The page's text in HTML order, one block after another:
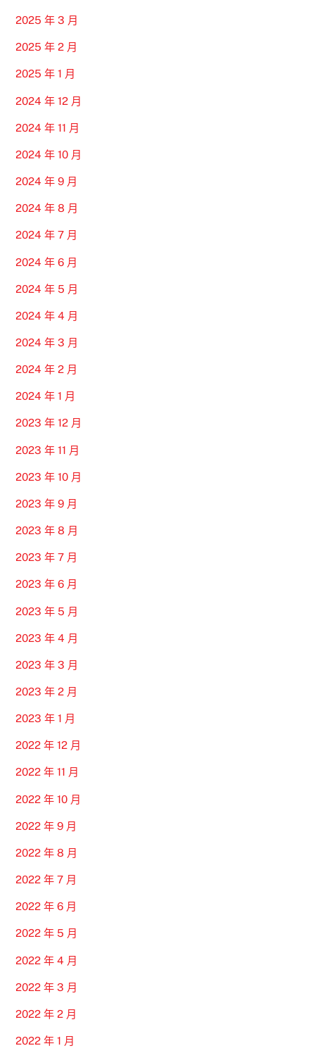
2025 年 3 月
2025 年 2 月
2025 年 1 月
2024 年 12 月
2024 年 11 月
2024 年 10 月
2024 年 9 月
2024 年 8 月
2024 年 7 月
2024 年 6 月
2024 年 5 月
2024 年 4 月
2024 年 3 月
2024 年 2 月
2024 年 1 月
2023 年 12 月
2023 年 11 月
2023 年 10 月
2023 年 9 月
2023 年 8 月
2023 年 7 月
2023 年 6 月
2023 年 5 月
2023 年 4 月
2023 年 3 月
2023 年 2 月
2023 年 1 月
2022 年 12 月
2022 年 11 月
2022 年 10 月
2022 年 9 月
2022 年 8 月
2022 年 7 月
2022 年 6 月
2022 年 5 月
2022 年 4 月
2022 年 3 月
2022 年 2 月
2022 年 1 月